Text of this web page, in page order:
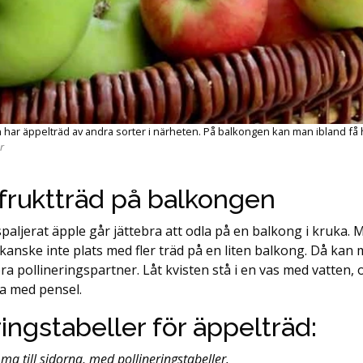
äppelträd av andra sorter i närheten. På balkongen kan man ibland
på balkongen
äpple går jättebra att odla på en balkong i kruka.
inte plats med fler träd på en liten balkong. Då kan
pollineringspartner. Låt kvisten stå i en vas med vatten,
med pensel.
för äppelträd:
till sidorna, med pollineringstabeller.